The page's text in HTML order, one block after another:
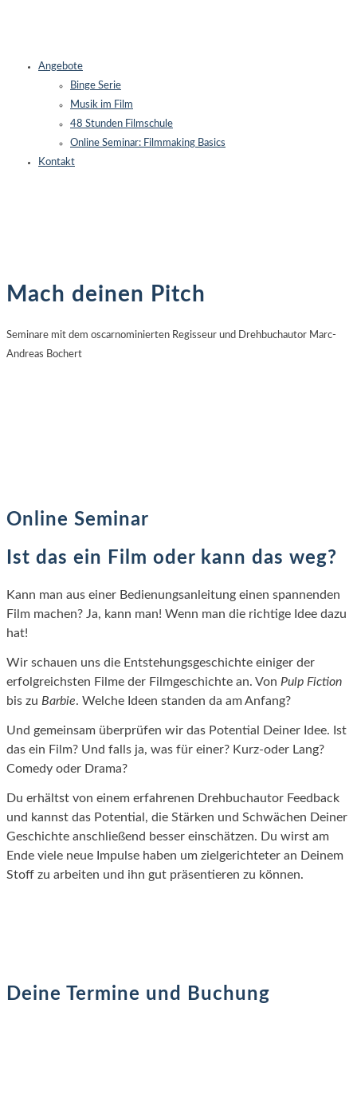
Angebote
Binge Serie
Musik im Film
48 Stunden Filmschule
Online Seminar: Filmmaking Basics
Kontakt
Mach deinen Pitch
Seminare mit dem oscarnominierten Regisseur und Drehbuchautor Marc-
Andreas Bochert
Online Seminar
Ist das ein Film oder kann das weg?
Kann man aus einer Bedienungsanleitung einen spannenden
Film machen? Ja, kann man! Wenn man die richtige Idee dazu
hat!
Wir schauen uns die Entstehungsgeschichte einiger der
erfolgreichsten Filme der Filmgeschichte an. Von Pulp Fiction
bis zu Barbie. Welche Ideen standen da am Anfang?
Und gemeinsam überprüfen wir das Potential Deiner Idee. Ist
das ein Film? Und falls ja, was für einer? Kurz-oder Lang?
Comedy oder Drama?
Du erhältst von einem erfahrenen Drehbuchautor Feedback
und kannst das Potential, die Stärken und Schwächen Deiner
Geschichte anschließend besser einschätzen. Du wirst am
Ende viele neue Impulse haben um zielgerichteter an Deinem
Stoff zu arbeiten und ihn gut präsentieren zu können.
Deine Termine und Buchung